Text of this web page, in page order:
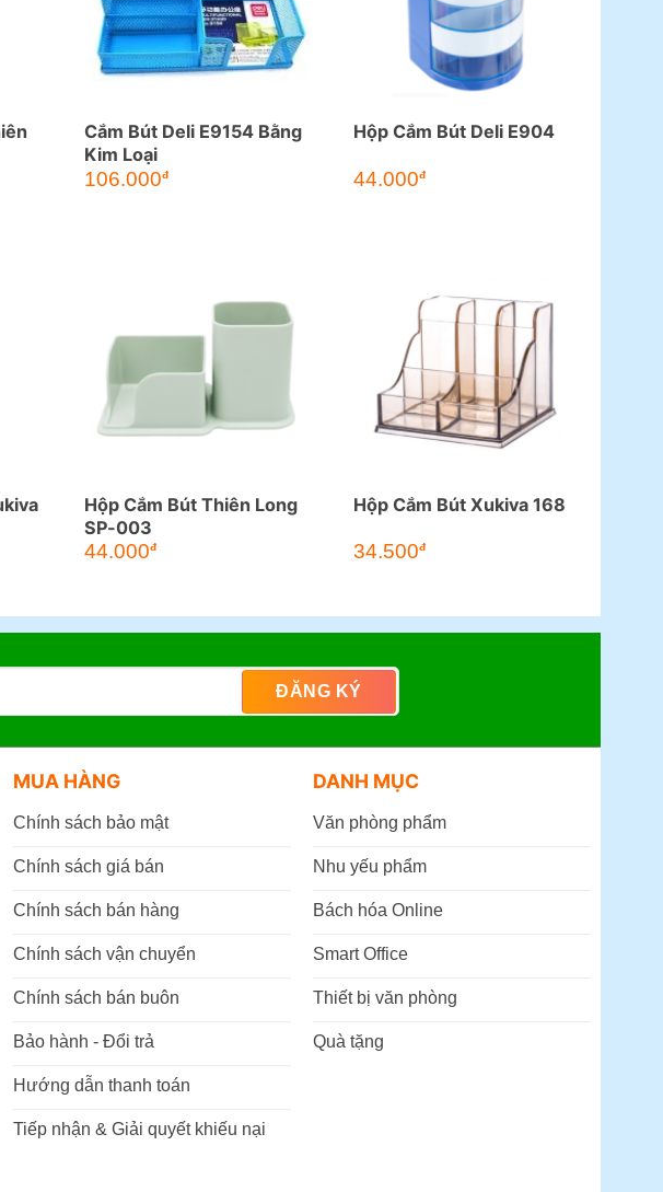
Cắm Bút Deli E9154 Bằng
Kim Loại
106.000đ
Hộp Cắm Bút Deli E904
44.000đ
Hộp Cắm Bút Thiên Long
SP-003
44.000đ
Hộp Cắm Bút Xukiva 168
34.500đ
MUA HÀNG
Chính sách bảo mật
Chính sách giá bán
Chính sách bán hàng
Chính sách vận chuyển
Chính sách bán buôn
Bảo hành - Đổi trả
Hướng dẫn thanh toán
Tiếp nhận & Giải quyết khiếu nại
DANH MỤC
Văn phòng phẩm
Nhu yếu phẩm
Bách hóa Online
Smart Office
Thiết bị văn phòng
Quà tặng